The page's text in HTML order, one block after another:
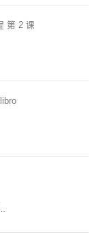
第 2 课